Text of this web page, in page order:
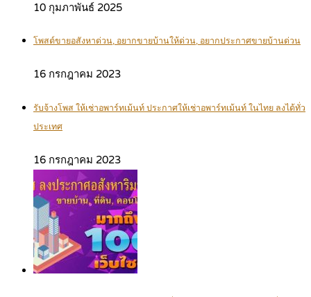
10 กุมภาพันธ์ 2025
โพสต์ขายอสังหาด่วน, อยากขายบ้านให้ด่วน, อยากประกาศขายบ้านด่วน
16 กรกฎาคม 2023
รับจ้างโพส ให้เช่าอพาร์ทเม้นท์ ประกาศให้เช่าอพาร์ทเม้นท์ ในไทย ลงได้ทั่ว
ประเทศ
16 กรกฎาคม 2023